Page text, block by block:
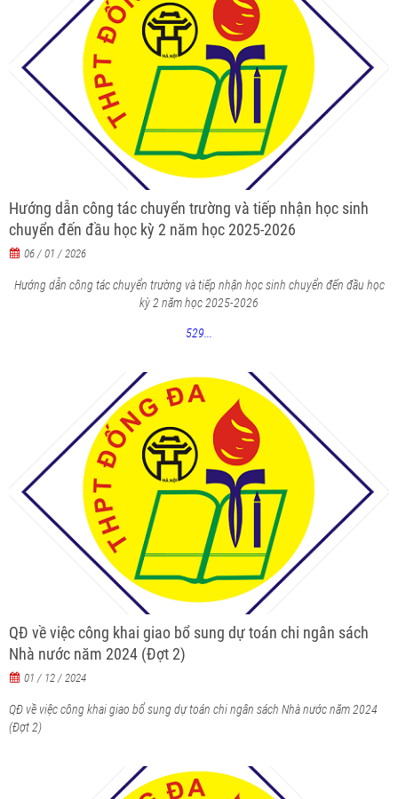
Hướng dẫn công tác chuyển trường và tiếp nhận học sinh
chuyển đến đầu học kỳ 2 năm học 2025-2026
06 / 01 / 2026
Hướng dẫn công tác chuyển trường và tiếp nhận học sinh chuyển đến đầu học
kỳ 2 năm học 2025-2026
529...
QĐ về việc công khai giao bổ sung dự toán chi ngân sách
Nhà nước năm 2024 (Đợt 2)
01 / 12 / 2024
QĐ về việc công khai giao bổ sung dự toán chi ngân sách Nhà nước năm 2024
(Đợt 2)